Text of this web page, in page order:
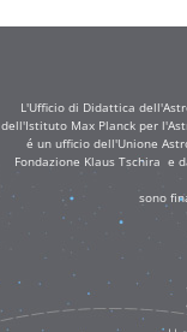
L'Ufficio di Didattica
dell'Istituto Max Planck per
é un ufficio dell'Unione
Fondazione Klaus Tschira e
sono